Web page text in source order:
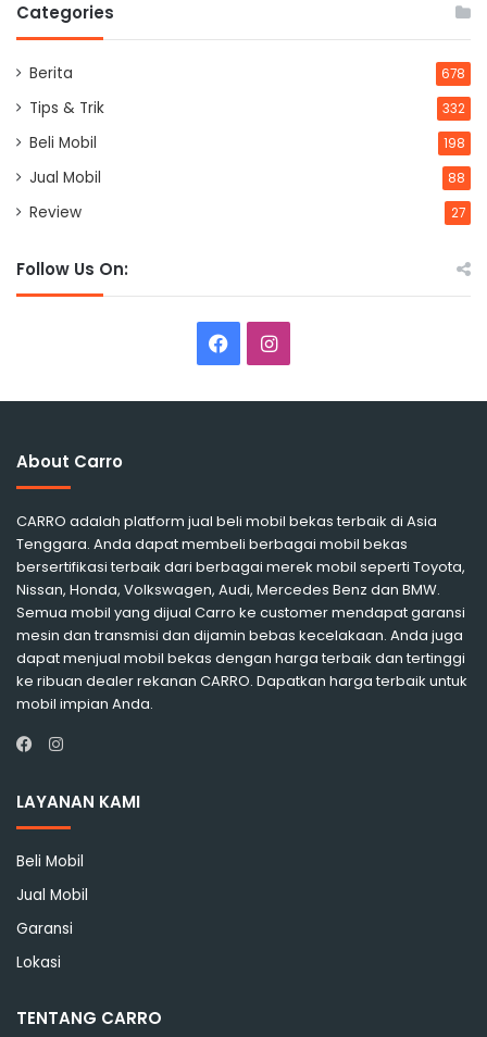
Categories
Berita 678
Tips & Trik 332
Beli Mobil 198
Jual Mobil 88
Review 27
Follow Us On:
FacebookInstagram
About Carro
CARRO adalah platform jual beli mobil bekas terbaik di Asia
Tenggara. Anda dapat membeli berbagai mobil bekas
bersertifikasi terbaik dari berbagai merek mobil seperti Toyota,
Nissan, Honda, Volkswagen, Audi, Mercedes Benz dan BMW.
Semua mobil yang dijual Carro ke customer mendapat garansi
mesin dan transmisi dan dijamin bebas kecelakaan. Anda juga
dapat menjual mobil bekas dengan harga terbaik dan tertinggi
ke ribuan dealer rekanan CARRO. Dapatkan harga terbaik untuk
mobil impian Anda.
Instagram
LAYANAN KAMI
Beli Mobil
Jual Mobil
Garansi
Lokasi
TENTANG CARRO